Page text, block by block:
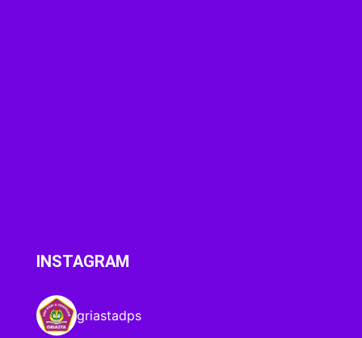
INSTAGRAM
griastadps